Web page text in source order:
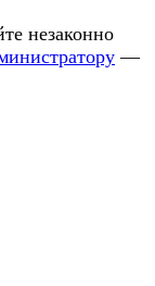
незаконно
—